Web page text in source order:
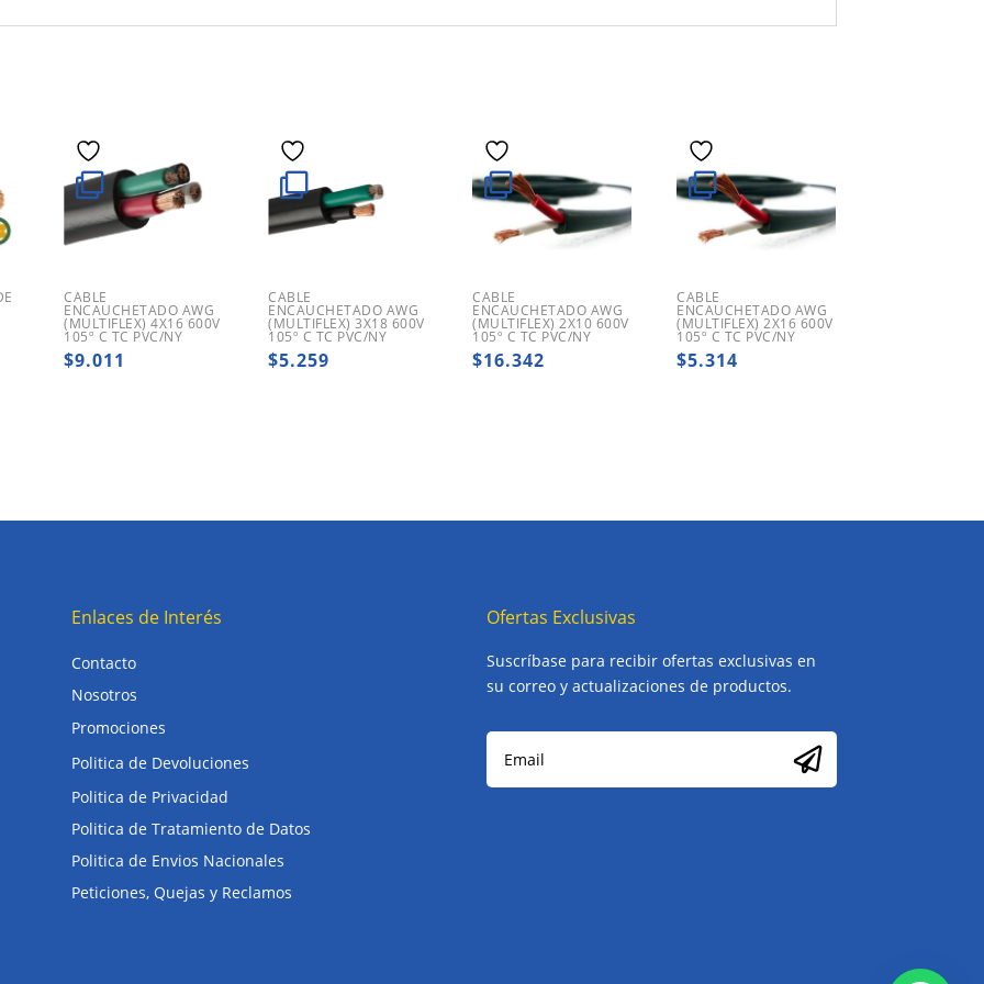
CABLE
ENCAUCHETADO AWG
(MULTIFLEX) 4X16 600V
105º C TC PVC/NY
$9.011
CABLE
ENCAUCHETADO AWG
(MULTIFLEX) 3X18 600V
105º C TC PVC/NY
$5.259
CABLE
ENCAUCHETADO AWG
(MULTIFLEX) 2X10 600V
105º C TC PVC/NY
$16.342
CABLE
ENCAUCHETADO AWG
(MULTIFLEX) 2X16 600V
105º C TC PVC/NY
$5.314
Enlaces de Interés
Contacto
Nosotros
Promociones
Politica de Devoluciones
Politica de Privacidad
Politica de Tratamiento de Datos
Politica de Envios Nacionales
Peticiones, Quejas y Reclamos
Ofertas Exclusivas
Suscríbase para recibir ofertas exclusivas en
su correo y actualizaciones de productos.